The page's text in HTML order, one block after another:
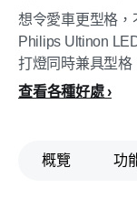
想令愛車更型格，
Philips Ultinon
打燈同時兼具型格
查看各種好處
概覽 功